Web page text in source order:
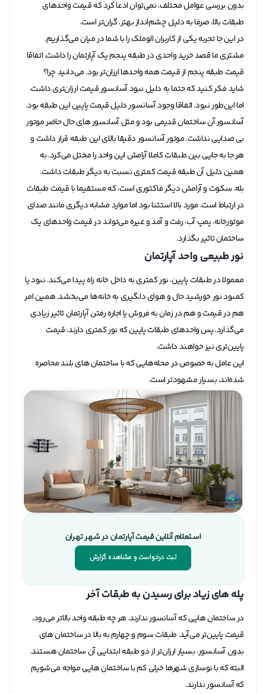
بدون بررسی عوامل مختلف، نمی‌توان ادعا کرد که قیمت واحدهای
طبقات بالا، صرفا به دلیل چشم‌انداز بهتر، گران‌تر است.
در این جا تجربه یکی از کاربران الوملک را با شما در میان می‌گذاریم.
مشتری ما قصد خرید واحدی در طبقه پنجم یک آپارتمان را داشت. اتفاقا
قیمت طبقه پنجم از قیمت همه واحدها ارزان‌تر بود. می‌دانید چرا؟
شاید فکر کنید که حتما به دلیل نبود آسانسور قیمت ارزان‌تری داشت،
اما این‌طور نبود. اتفاقا وجود آسانسور دلیل قیمت پایین این طبقه بود.
آسانسور آن ساختمان قدیمی بود و مثل آسانسور های حال حاضر موتور
بی صدایی نداشت. موتور آسانسور دقیقا بالای این طبقه قرار داشت و
هر جا به جایی بین طبقات کاملا آرامش این واحد را مختل می‌کرد. به
همین دلیل آن طبقه قیمت کمتری نسبت به دیگر طبقات داشت.
بله، سکوت و آرامش دیگر فاکتوری است، که مستقیما با قیمت طبقات
در ارتباط است. مورد بالا استثنا بود اما موارد مشابه دیگری مانند صدای
موتورخانه، پمپ آب، رفت و آمد و غیره می‌تواند در قیمت واحدهای یک
ساختمان تاثیر بگذارد.
نور طبیعی واحد آپارتمان
معمولا در طبقات پایین، نور کمتری به داخل خانه راه پیدا می‌کند. نبود یا
کمبود نور خورشید حال و هوای دلگیری به خانه‌ها می‌بخشد. همین امر
هم در قیمت و هم در زمان به فروش یا اجاره رفتن آپارتمان تاثیر زیادی
می‌گذارد. پس واحدهای طبقات پایین که نور کمتری دارند، قیمت
پایین‌تری نیز خواهند داشت.
این عامل به خصوص در محله‌هایی که با ساختمان های بلند محاصره
شده‌اند، بسیار مشهود‌تر است.
استعلام آنلاین قیمت آپارتمان در شهر تهران
ثبت درخواست و مشاهده گزارش
پله های زیاد برای رسیدن به طبقات آخر
در ساختمان هایی که آسانسور ندارند، هر چه طبقه واحد بالاتر می‌رود،
قیمت پایین‌تر می‌آید. طبقات سوم و چهارم به بالا در ساختمان های
بدون آسانسور، بسیار ارزان‌تر از دو طبقه ابتدایی آن ساختمان هستند.
البته که با نوسازی شهرها خیلی کم با ساختمان هایی مواجه می‌شویم
که آسانسور ندارند.